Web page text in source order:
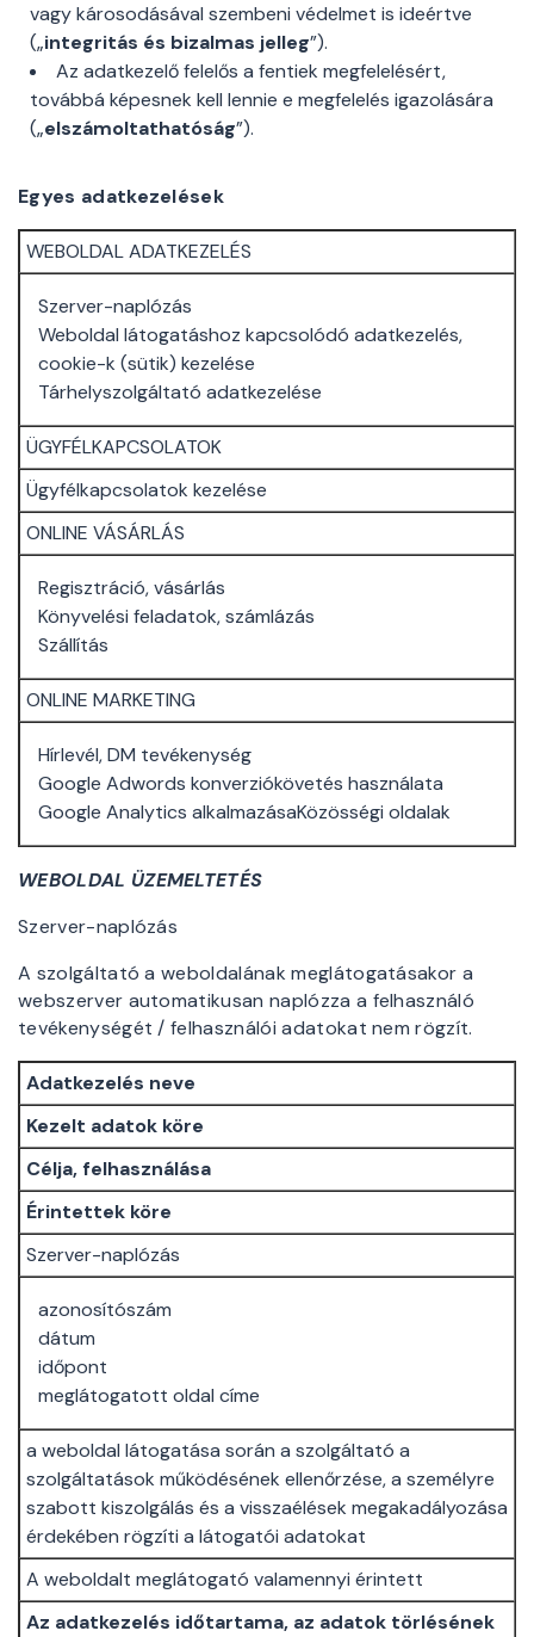
vagy károsodásával szembeni védelmet is ideértve
(„integritás és bizalmas jelleg”).
Az adatkezelő felelős a fentiek megfelelésért,
továbbá képesnek kell lennie e megfelelés igazolására
(„elszámoltathatóság”).
Egyes adatkezelések
WEBOLDAL ADATKEZELÉS
Szerver-naplózás
Weboldal látogatáshoz kapcsolódó adatkezelés,
cookie-k (sütik) kezelése
Tárhelyszolgáltató adatkezelése
ÜGYFÉLKAPCSOLATOK
Ügyfélkapcsolatok kezelése
ONLINE VÁSÁRLÁS
Regisztráció, vásárlás
Könyvelési feladatok, számlázás
Szállítás
ONLINE MARKETING
Hírlevél, DM tevékenység
Google Adwords konverziókövetés használata
Google Analytics alkalmazásaKözösségi oldalak
WEBOLDAL ÜZEMELTETÉS
Szerver-naplózás
A szolgáltató a weboldalának meglátogatásakor a
webszerver automatikusan naplózza a felhasználó
tevékenységét / felhasználói adatokat nem rögzít.
Adatkezelés neve
Kezelt adatok köre
Célja, felhasználása
Érintettek köre
Szerver-naplózás
azonosítószám
dátum
időpont
meglátogatott oldal címe
a weboldal látogatása során a szolgáltató a
szolgáltatások működésének ellenőrzése, a személyre
szabott kiszolgálás és a visszaélések megakadályozása
érdekében rögzíti a látogatói adatokat
A weboldalt meglátogató valamennyi érintett
Az adatkezelés időtartama, az adatok törlésének